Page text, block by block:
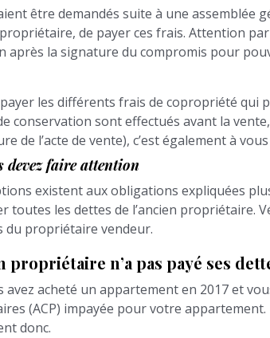
être demandés suite à une assemblée
de payer ces frais. Attention
après la signature du compromis pour
payer les différents frais de copropriété
conservation sont effectués avant la
de l’acte de vente), c’est également à
devez faire attention
existent aux obligations expliquées
toutes les dettes de l’ancien propriétaire.
du propriétaire vendeur.
propriétaire n’a pas payé ses
avez acheté un appartement en 2017 et
(ACP) impayée pour votre appartement.
donc.